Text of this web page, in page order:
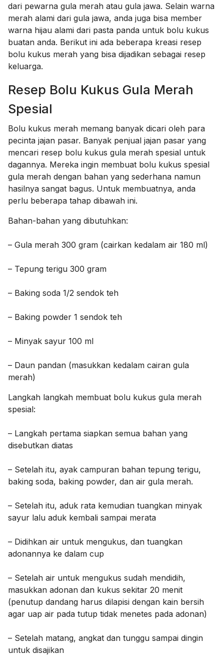
dari pewarna gula merah atau gula jawa. Selain warna
merah alami dari gula jawa, anda juga bisa member
warna hijau alami dari pasta panda untuk bolu kukus
buatan anda. Berikut ini ada beberapa kreasi resep
bolu kukus merah yang bisa dijadikan sebagai resep
keluarga.
Resep Bolu Kukus Gula Merah
Spesial
Bolu kukus merah memang banyak dicari oleh para
pecinta jajan pasar. Banyak penjual jajan pasar yang
mencari resep bolu kukus gula merah spesial untuk
dagannya. Mereka ingin membuat bolu kukus spesial
gula merah dengan bahan yang sederhana namun
hasilnya sangat bagus. Untuk membuatnya, anda
perlu beberapa tahap dibawah ini.
Bahan-bahan yang dibutuhkan:
– Gula merah 300 gram (cairkan kedalam air 180 ml)
– Tepung terigu 300 gram
– Baking soda 1/2 sendok teh
– Baking powder 1 sendok teh
– Minyak sayur 100 ml
– Daun pandan (masukkan kedalam cairan gula
merah)
Langkah langkah membuat bolu kukus gula merah
spesial:
– Langkah pertama siapkan semua bahan yang
disebutkan diatas
– Setelah itu, ayak campuran bahan tepung terigu,
baking soda, baking powder, dan air gula merah.
– Setelah itu, aduk rata kemudian tuangkan minyak
sayur lalu aduk kembali sampai merata
– Didihkan air untuk mengukus, dan tuangkan
adonannya ke dalam cup
– Setelah air untuk mengukus sudah mendidih,
masukkan adonan dan kukus sekitar 20 menit
(penutup dandang harus dilapisi dengan kain bersih
agar uap air pada tutup tidak menetes pada adonan)
– Setelah matang, angkat dan tunggu sampai dingin
untuk disajikan